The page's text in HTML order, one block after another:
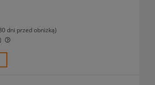
dni przed obniżką)